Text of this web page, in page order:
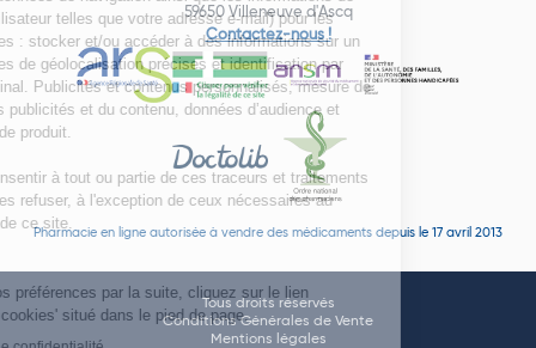
59650 Villeneuve d'Ascq
Contactez-nous !
Pharmacie en ligne autorisée à vendre des médicaments depuis le 17 avril 2013
Tous droits réservés
Conditions Générales de Vente
Mentions légales